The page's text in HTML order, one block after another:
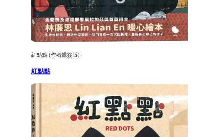
紅點點 (作者親簽版)
紅點點